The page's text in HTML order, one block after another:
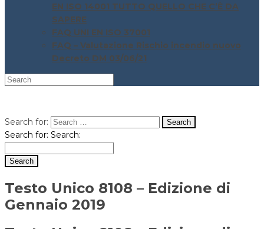
EN ISO 14001 TUTTO QUELLO CHE C’È DA
SAPERE
FAQ UNI EN ISO 37001
FAQ – Valutazione Rischio incendio nuovo
Decreto DM 03/06/21
Search for:
Search for: Search:
Testo Unico 8108 – Edizione di
Gennaio 2019